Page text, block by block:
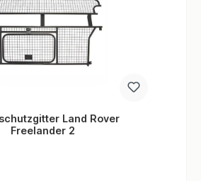
Land Rover
Freelander 2